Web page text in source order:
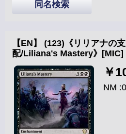
同名検索
【EN】 (123)《リリアナの支
配/Liliana's Mastery》[MIC]
￥
NM :0